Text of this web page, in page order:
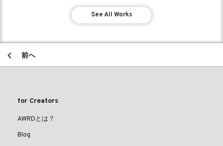
See All Works
前へ
for Creators
AWRDとは？
Blog